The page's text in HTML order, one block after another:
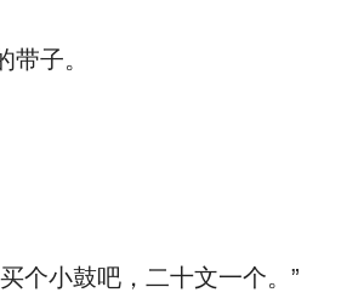
子。
个小鼓吧，二十文一个。”